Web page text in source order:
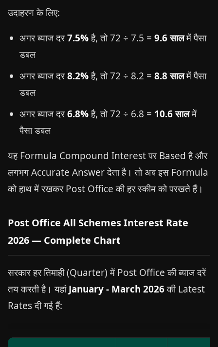
उदाहरण के लिए:
अगर ब्याज दर7.5%है, तो 72 ÷ 7.5 = 9.6 सालमें पैसा
डबल
अगर ब्याज दर8.2%है, तो 72 ÷ 8.2 = 8.8 सालमें पैसा
डबल
अगर ब्याज दर6.8%है, तो 72 ÷ 6.8 = 10.6 सालमें
पैसा डबल
यह Formula Compound Interest पर Based है और
लगभग Accurate Answer देता है। तो अब इस Formula
को हाथ में रखकर Post Office की हर स्कीम को परखते हैं।
Post Office All Schemes Interest Rate
2026 — Complete Chart
सरकार हर तिमाही (Quarter) में Post Office की ब्याज दरें
तय करती है। यहांJanuary - March 2026की Latest
Rates दी गई हैं: